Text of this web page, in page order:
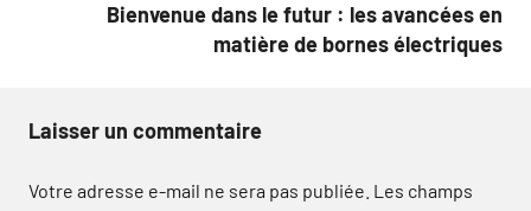
Bienvenue dans le futur : les avancées en
matière de bornes électriques
Laisser un commentaire
Votre adresse e-mail ne sera pas publiée. Les champs